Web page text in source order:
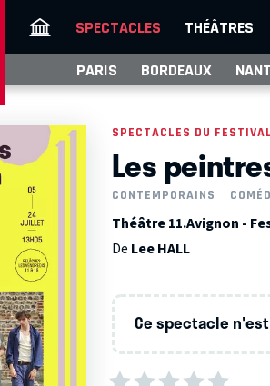
SPECTACLES THÉÂTRES
PARIS BORDEAUX
SPECTACLES DU
Les
CONTEMPORAINS
Théâtre 11.Avignon -
De Lee HALL
Ce spectacle